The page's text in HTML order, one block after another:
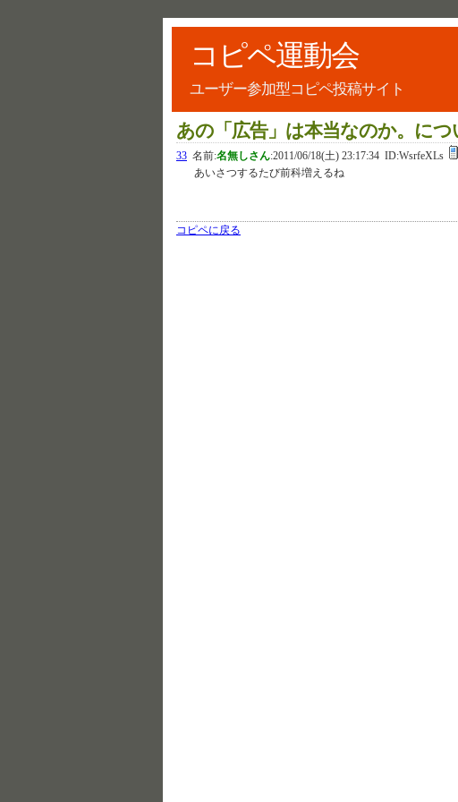
コピペ運動会
ユーザー参加型コピペ投稿サイト
あの「広告」は本当なのか。につ
33 名前:名無しさん:2011/06/18(土) 23:17:34 ID:WsrfeXLs
あいさつするたび前科増えるね
コピペに戻る